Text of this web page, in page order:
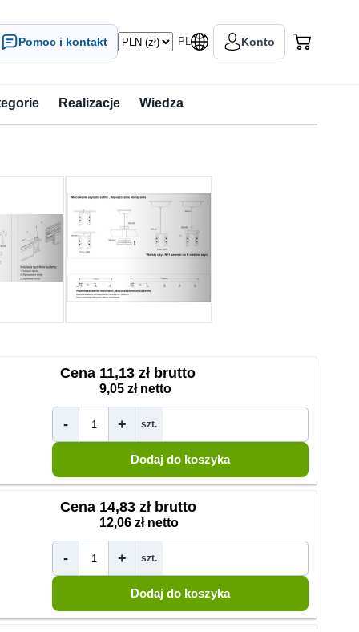
Pomoc i kontakt PL Konto
Realizacje Wiedza
Cena 11,13 zł brutto
9,05 zł netto
- + szt.
Cena 14,83 zł brutto
12,06 zł netto
- + szt.